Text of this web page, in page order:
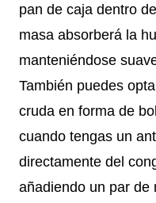
pan de caja dentro
masa absorberá la
manteniéndose
También puedes
cruda en forma de
cuando tengas un
directamente del
añadiendo un par de